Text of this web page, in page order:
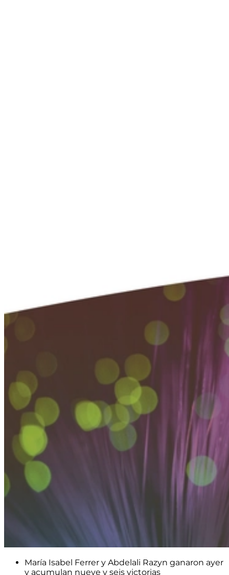
María Isabel Ferrer y Abdelali Razyn ganaron ayer
y acumulan nueve y seis victorias